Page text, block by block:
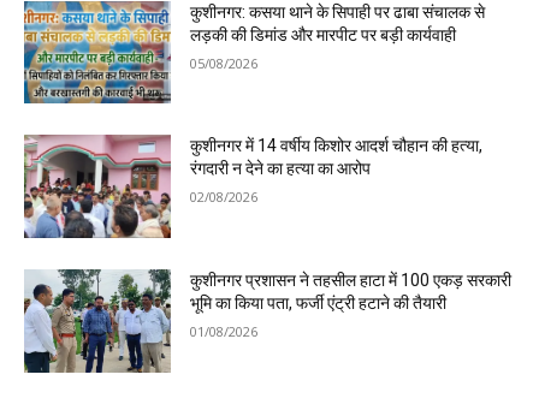
कुशीनगर: कसया थाने के सिपाही पर ढाबा संचालक से
लड़की की डिमांड और मारपीट पर बड़ी कार्यवाही
05/08/2026
कुशीनगर में 14 वर्षीय किशोर आदर्श चौहान की हत्या,
रंगदारी न देने का हत्या का आरोप
02/08/2026
कुशीनगर प्रशासन ने तहसील हाटा में 100 एकड़ सरकारी
भूमि का किया पता, फर्जी एंट्री हटाने की तैयारी
01/08/2026